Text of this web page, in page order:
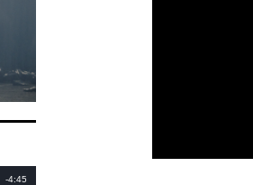
Remaining
-4:45